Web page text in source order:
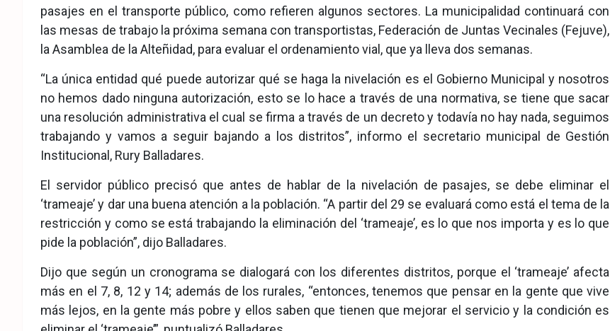
ook
pp
pasajes en el transporte público, como refieren algunos sectores. La municipalidad continuará con
las mesas de trabajo la próxima semana con transportistas, Federación de Juntas Vecinales (Fejuve),
la Asamblea de la Alteñidad, para evaluar el ordenamiento vial, que ya lleva dos semanas.
“La única entidad qué puede autorizar qué se haga la nivelación es el Gobierno Municipal y nosotros
no hemos dado ninguna autorización, esto se lo hace a través de una normativa, se tiene que sacar
una resolución administrativa el cual se firma a través de un decreto y todavía no hay nada, seguimos
trabajando y vamos a seguir bajando a los distritos”, informo el secretario municipal de Gestión
Institucional, Rury Balladares.
El servidor público precisó que antes de hablar de la nivelación de pasajes, se debe eliminar el
‘trameaje’ y dar una buena atención a la población. “A partir del 29 se evaluará como está el tema de la
restricción y como se está trabajando la eliminación del ‘trameaje’, es lo que nos importa y es lo que
pide la población”, dijo Balladares.
Dijo que según un cronograma se dialogará con los diferentes distritos, porque el ‘trameaje’ afecta
más en el 7, 8, 12 y 14; además de los rurales, “entonces, tenemos que pensar en la gente que vive
más lejos, en la gente más pobre y ellos saben que tienen que mejorar el servicio y la condición es